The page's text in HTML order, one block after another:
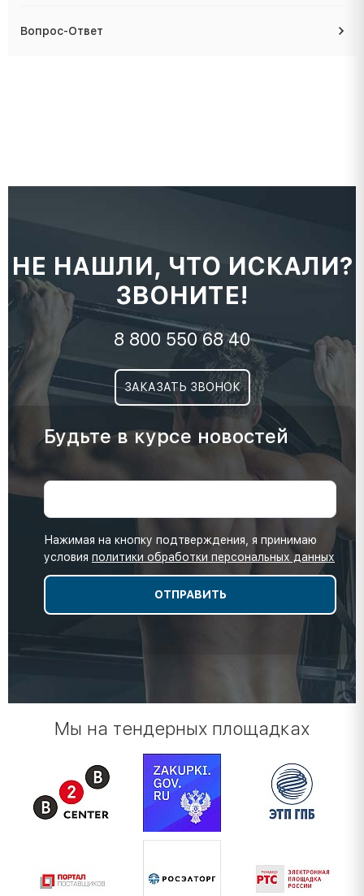
Вопрос-Ответ
НЕ НАШЛИ, ЧТО ИСКАЛИ?
ЗВОНИТЕ!
8 800 550 68 40
ЗАКАЗАТЬ ЗВОНОК
Будьте в курсе новостей
Нажимая на кнопку подтверждения, я принимаю
условия политики обработки персональных данных
Мы на тендерных площадках